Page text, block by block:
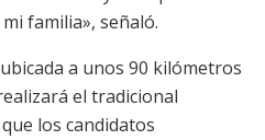
familia», señaló.
a unos 90 kilómetros
el tradicional
los candidatos